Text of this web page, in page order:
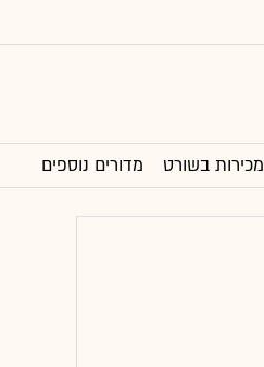
מכירות בשורט מדורים נוספים